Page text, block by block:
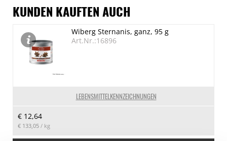
Fett
4.1 g
davon gesättigte Fettsäuren
0.8 g
Kohlenhydrate
50.1 g
Eiweiß
Spuren / Enthalten
Glutenhaltige Getreide
Spuren
Eier
Spuren
Spuren
Milch
KUNDEN KAUFTEN AUCH
LEBENSMITTELKENNZEICHNUNGEN
Wiberg Sternanis, ganz, 95 g
Art.Nr.:16896
€ 12,64
€ 133,05 / kg